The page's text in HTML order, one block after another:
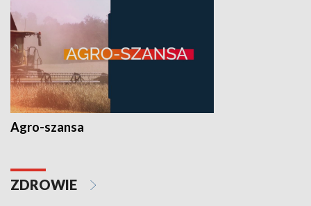
Agro-szansa
ZDROWIE